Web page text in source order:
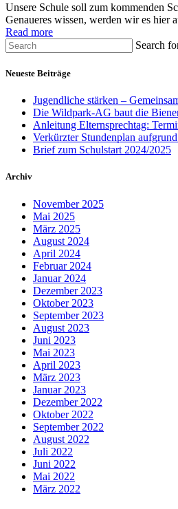
Unsere Schule soll zum kommenden
Genaueres wissen, werden wir es hier
Read more
Search
Neueste Beiträge
Jugendliche stärken –
Die Wildpark-AG baut die
Anleitung Elternsprechtag:
Verkürzter Stundenplan
Brief zum Schulstart 2024/2025
Archiv
November 2025
Mai 2025
März 2025
August 2024
April 2024
Februar 2024
Januar 2024
Dezember 2023
Oktober 2023
September 2023
August 2023
Juni 2023
Mai 2023
April 2023
März 2023
Januar 2023
Dezember 2022
Oktober 2022
September 2022
August 2022
Juli 2022
Juni 2022
Mai 2022
März 2022